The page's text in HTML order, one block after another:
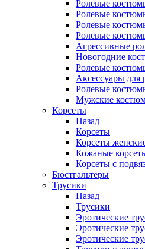
Ролевые
Ролевые
Ролевые
Ролевые
Агрессивные
Новогодние
Ролевые
Аксессуары для
Ролевые
Мужские
Корсеты
Назад
Корсеты
Корсеты
Кожаные
Корсеты с
Бюстгальтеры
Трусики
Назад
Трусики
Эротические
Эротические
Эротические